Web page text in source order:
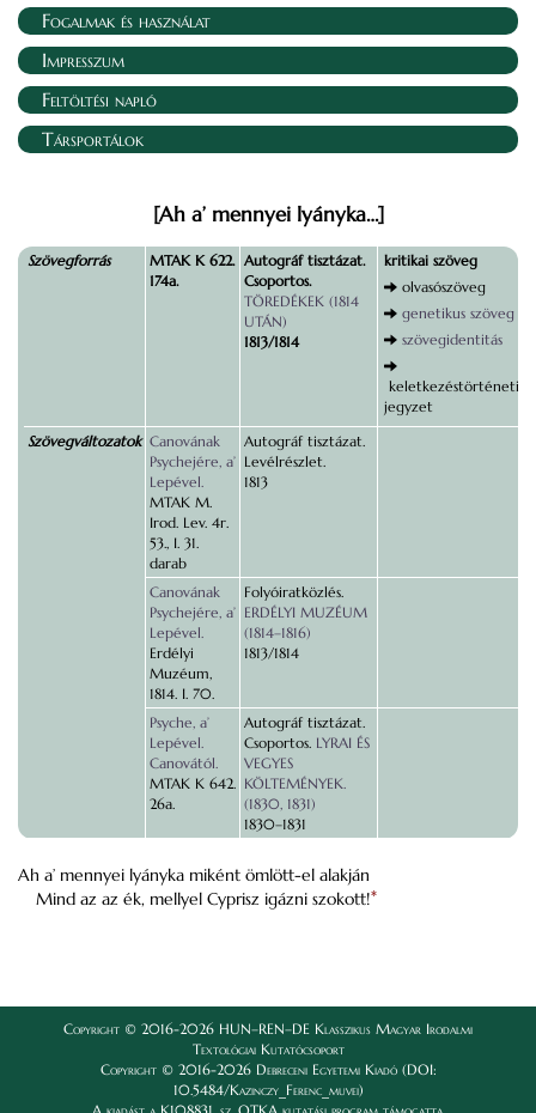
Fogalmak és használat
Impresszum
Feltöltési napló
Társportálok
[Ah a’ mennyei lyányka…]
Szövegforrás
MTAK K 622.
174a.
Autográf tisztázat.
Csoportos.
TÖREDÉKEK (1814
UTÁN)
1813/1814
kritikai szöveg
olvasószöveg
genetikus szöveg
szövegidentitás
keletkezéstörténeti
jegyzet
Szövegváltozatok Canovának
Psychejére, a’
Lepével.
MTAK M.
Irod. Lev. 4r.
53., I. 31.
darab
Autográf tisztázat.
Levélrészlet.
1813
Canovának
Psychejére, a’
Lepével.
Erdélyi
Muzéum,
1814. I. 70.
Folyóiratközlés.
ERDÉLYI MUZÉUM
(1814–1816)
1813/1814
Psyche, a’
Lepével.
Canovától.
MTAK K 642.
26a.
Autográf tisztázat.
Csoportos. LYRAI ÉS
VEGYES
KÖLTEMÉNYEK.
(1830, 1831)
1830–1831
Ah a’ mennyei lyányka miként ömlött-el alakján
Mind az az ék, mellyel Cyprisz igázni szokott!*
Copyright © 2016-2026 HUN–REN–DE Klasszikus Magyar Irodalmi
Textológiai Kutatócsoport
Copyright © 2016-2026 Debreceni Egyetemi Kiadó (DOI:
10.5484/Kazinczy_Ferenc_muvei)